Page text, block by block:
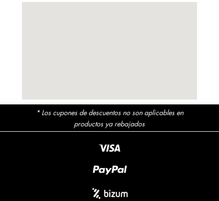
* Los cupones de descuentos no son aplicables en
productos ya rebajados